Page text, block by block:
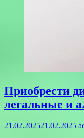
Приобрести
легальные и
21.02.202521.02.2025